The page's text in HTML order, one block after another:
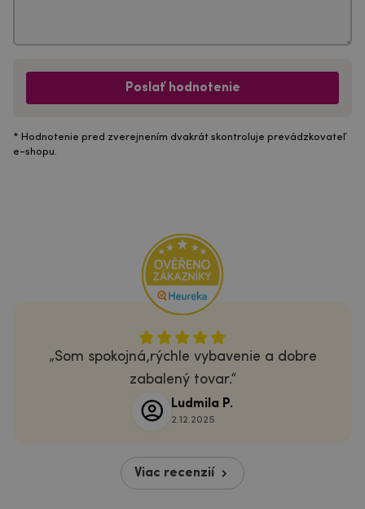
Poslať hodnotenie
* Hodnotenie pred zverejnením dvakrát skontroluje prevádzkovateľ
e-shopu.
Som spokojná,rýchle vybavenie a dobre
zabalený tovar.
Ludmila P.
2.12.2025
Viac recenzií